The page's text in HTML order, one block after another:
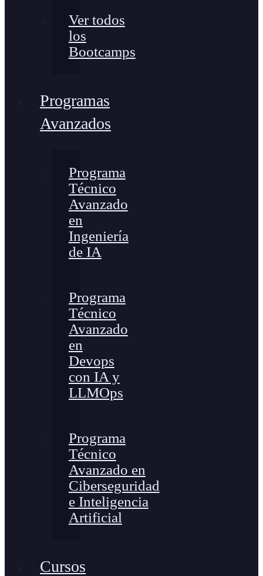
Ver todos
los
Bootcamps
Programas
Avanzados
Programa
Técnico
Avanzado
en
Ingeniería
de IA
Programa
Técnico
Avanzado
en
Devops
con IA y
LLMOps
Programa
Técnico
Avanzado en
Ciberseguridad
e Inteligencia
Artificial
Cursos